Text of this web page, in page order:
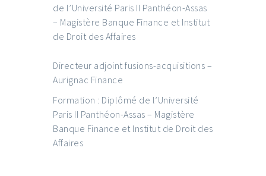
de l’Université Paris II Panthéon-Assas
– Magistère Banque Finance et Institut
de Droit des Affaires
Directeur adjoint fusions-acquisitions –
Aurignac Finance
Formation : Diplômé de l’Université
Paris II Panthéon-Assas – Magistère
Banque Finance et Institut de Droit des
Affaires